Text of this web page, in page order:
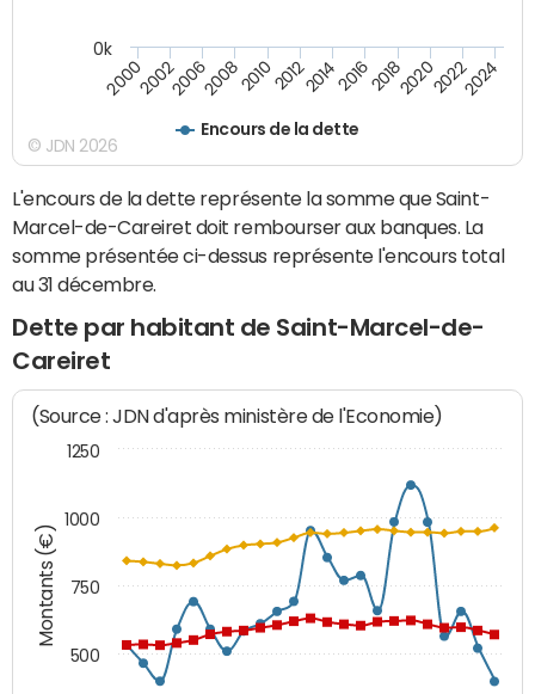
Encours de la dette
200020022006200820102012201420162018202020222024
0k
© JDN 2026
L'encours de la dette représente la somme que Saint-
Marcel-de-Careiret doit rembourser aux banques. La
somme présentée ci-dessus représente l'encours total
au 31 décembre.
Dette par habitant de Saint-Marcel-de-
Careiret
Montants (€)
(Source : JDN d'après ministère de l'Economie)
500
750
1000
1250